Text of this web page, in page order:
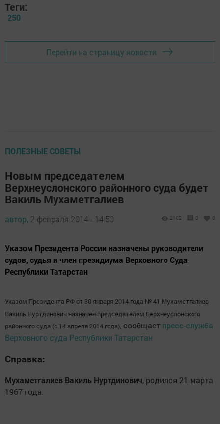
Теги:
250
Перейти на страницу новости
ПОЛЕЗНЫЕ СОВЕТЫ
Новым председателем
Верхнеуслонского районного суда будет
Вакиль Мухаметгалиев
автор, 2 февраля 2014 - 14:50 2102 0 0
Указом Президента России назначены руководители
судов, судья и член президиума Верховного Суда
Республики Татарстан
Указом Президента РФ от 30 января 2014 года № 41 Мухаметгалиев
Вакиль Нуртдинович назначен председателем Верхнеуслонского
районного суда (с 14 апреля 2014 года), сообщает пресс-служба
Верховного суда Республики Татарстан
Справка:
Мухаметгалиев Вакиль Нуртдинович, родился 21 марта
1967 года.